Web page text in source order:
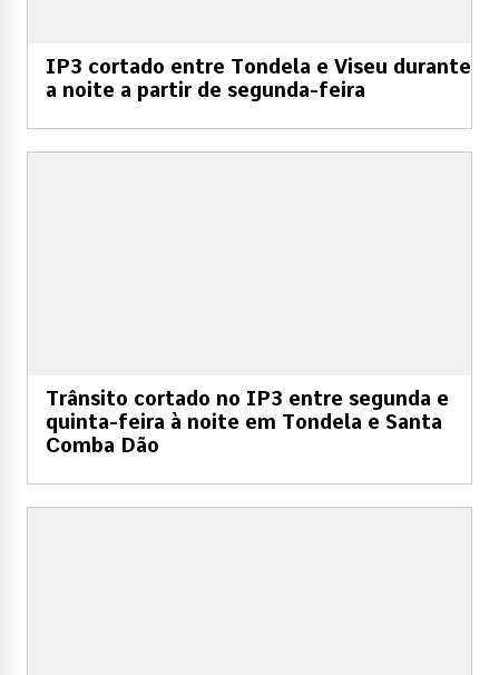
IP3 cortado entre Tondela e Viseu durante
a noite a partir de segunda-feira
Trânsito cortado no IP3 entre segunda e
quinta-feira à noite em Tondela e Santa
Comba Dão